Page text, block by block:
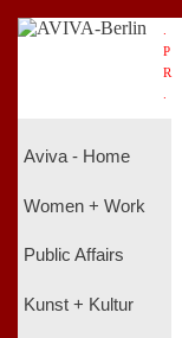
P
R
Aviva - Home
Women + Work
Public Affairs
Kunst + Kultur